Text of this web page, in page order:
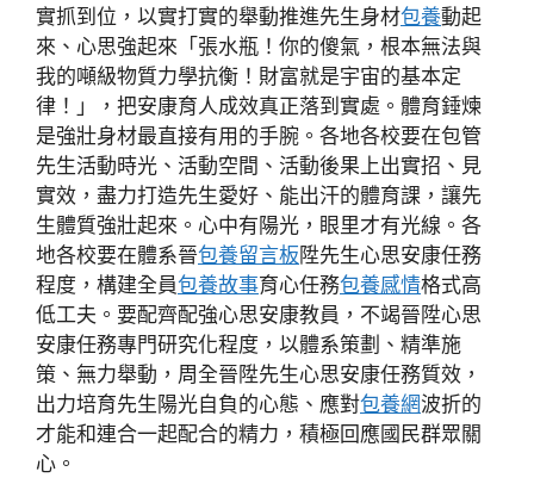
實抓到位，以實打實的舉動推進先生身材包養動起
來、心思強起來「張水瓶！你的傻氣，根本無法與
我的噸級物質力學抗衡！財富就是宇宙的基本定
律！」，把安康育人成效真正落到實處。體育錘煉
是強壯身材最直接有用的手腕。各地各校要在包管
先生活動時光、活動空間、活動後果上出實招、見
實效，盡力打造先生愛好、能出汗的體育課，讓先
生體質強壯起來。心中有陽光，眼里才有光線。各
地各校要在體系晉包養留言板陞先生心思安康任務
程度，構建全員包養故事育心任務包養感情格式高
低工夫。要配齊配強心思安康教員，不竭晉陞心思
安康任務專門研究化程度，以體系策劃、精準施
策、無力舉動，周全晉陞先生心思安康任務質效，
出力培育先生陽光自負的心態、應對包養網波折的
才能和連合一起配合的精力，積極回應國民群眾關
心。